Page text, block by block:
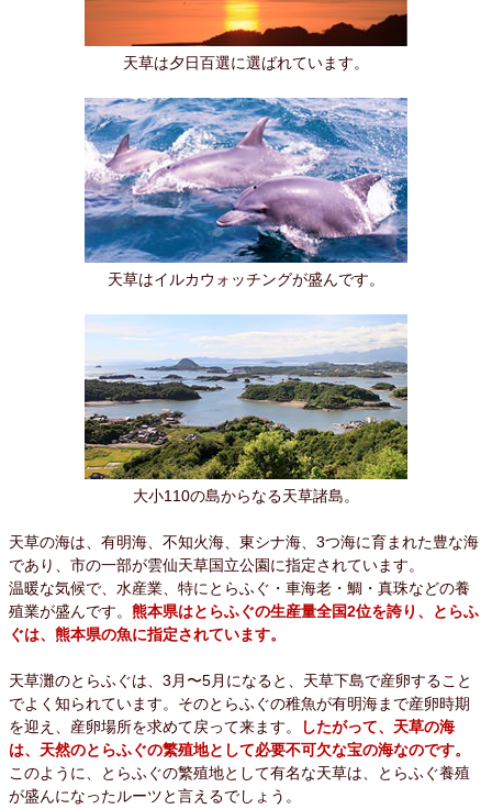
天草は夕日百選に選ばれています。
天草はイルカウォッチングが盛んです。
大小110の島からなる天草諸島。
天草の海は、有明海、不知火海、東シナ海、3つ海に育まれた豊な海
であり、市の一部が雲仙天草国立公園に指定されています。
温暖な気候で、水産業、特にとらふぐ・車海老・鯛・真珠などの養
殖業が盛んです。 熊本県はとらふぐの生産量全国2位を誇り、とらふ
ぐは、熊本県の魚に指定されています。
天草灘のとらふぐは、3月〜5月になると、天草下島で産卵すること
でよく知られています。そのとらふぐの稚魚が有明海まで産卵時期
を迎え、産卵場所を求めて戻って来ます。
したがって、天草の海
は、天然のとらふぐの繁殖地として必要不可欠な宝の海なのです。
このように、とらふぐの繁殖地として有名な天草は、とらふぐ養殖
が盛んになったルーツと言えるでしょう。